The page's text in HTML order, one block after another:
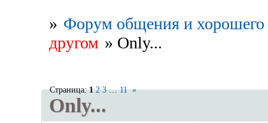
» Форум общения и хорошего
другом » Only...
Only...
Страница:1 2 3 … 11 »